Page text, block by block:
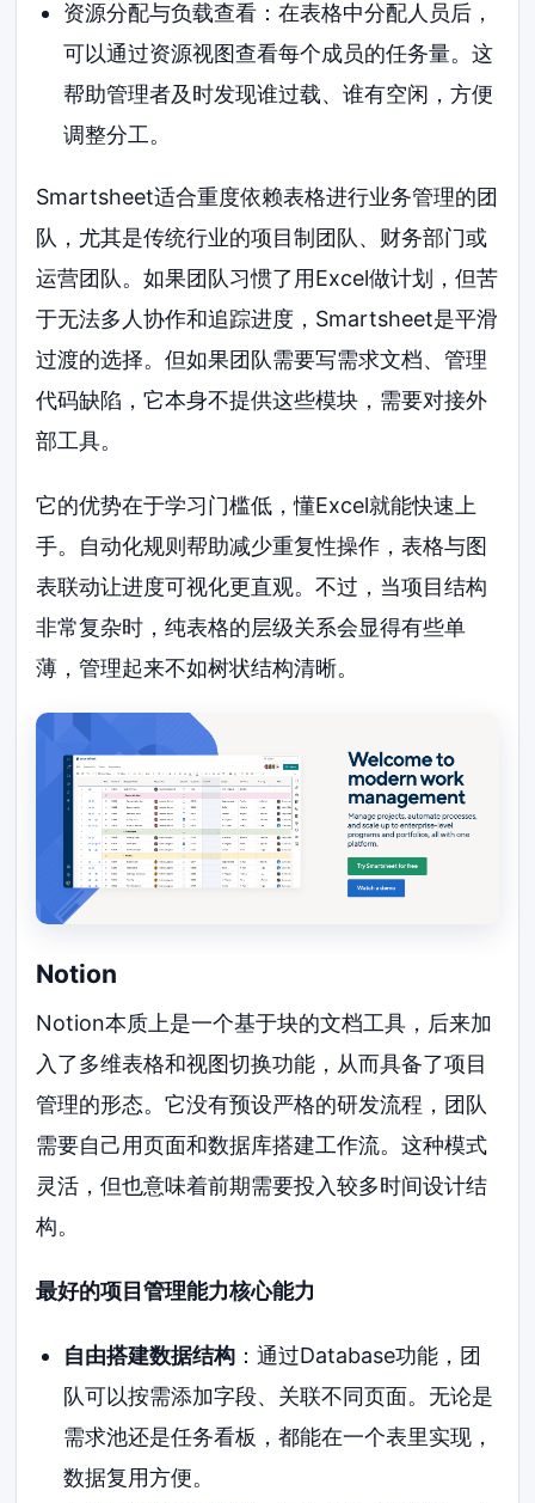
资源分配与负载查看：在表格中分配人员后，
可以通过资源视图查看每个成员的任务量。这
帮助管理者及时发现谁过载、谁有空闲，方便
调整分工。
Smartsheet适合重度依赖表格进行业务管理的团
队，尤其是传统行业的项目制团队、财务部门或
运营团队。如果团队习惯了用Excel做计划，但苦
于无法多人协作和追踪进度，Smartsheet是平滑
过渡的选择。但如果团队需要写需求文档、管理
代码缺陷，它本身不提供这些模块，需要对接外
部工具。
它的优势在于学习门槛低，懂Excel就能快速上
手。自动化规则帮助减少重复性操作，表格与图
表联动让进度可视化更直观。不过，当项目结构
非常复杂时，纯表格的层级关系会显得有些单
薄，管理起来不如树状结构清晰。
Notion
Notion本质上是一个基于块的文档工具，后来加
入了多维表格和视图切换功能，从而具备了项目
管理的形态。它没有预设严格的研发流程，团队
需要自己用页面和数据库搭建工作流。这种模式
灵活，但也意味着前期需要投入较多时间设计结
构。
最好的项目管理能力核心能力
自由搭建数据结构：通过Database功能，团
队可以按需添加字段、关联不同页面。无论是
需求池还是任务看板，都能在一个表里实现，
数据复用方便。